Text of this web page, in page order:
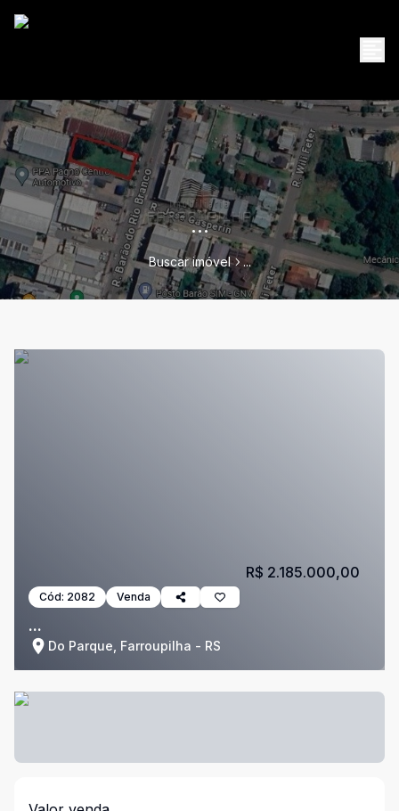
...
Buscar imóvel ...
Cód: 2082 Venda
...
Do Parque, Farroupilha - RS
R$ 2.185.000,00